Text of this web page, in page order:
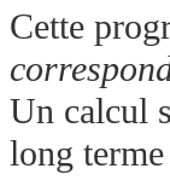
Cette
Un calcul
long